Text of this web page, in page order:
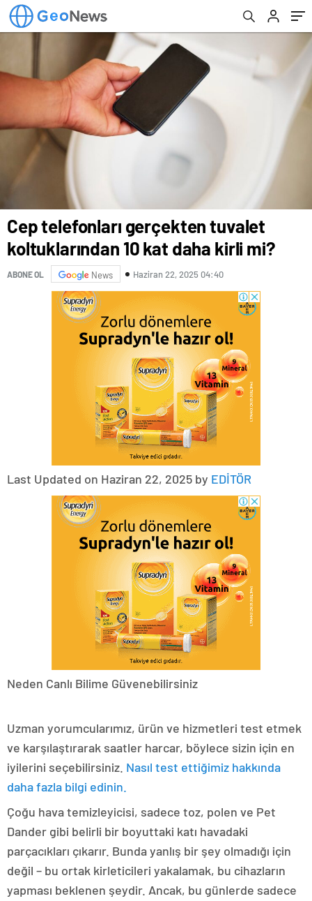
Cep telefonları gerçekten tuvalet
koltuklarından 10 kat daha kirli mi?
ABONE OL News Haziran 22, 2025 04:40
Last Updated on Haziran 22, 2025 by EDİTÖR
Neden Canlı Bilime Güvenebilirsiniz
Uzman yorumcularımız, ürün ve hizmetleri test etmek
ve karşılaştırarak saatler harcar, böylece sizin için en
iyilerini seçebilirsiniz. Nasıl test ettiğimiz hakkında
daha fazla bilgi edinin.
Çoğu hava temizleyicisi, sadece toz, polen ve Pet
Dander gibi belirli bir boyuttaki katı havadaki
parçacıkları çıkarır. Bunda yanlış bir şey olmadığı için
değil – bu ortak kirleticileri yakalamak, bu cihazların
yapması beklenen şeydir. Ancak, bu günlerde sadece